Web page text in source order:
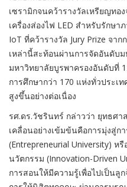
เซรามิกจนคว้ารางวัลเหรียญท
เครื่องส่องไฟ LED สำหรับรักษา
IoT ที่คว้ารางวัล Jury Prize จา
เหล่านี้สะท้อนผ่านการจัดอันดับ
มหาวิทยาลัยบูรพาครองอันดับที่
การศึกษากว่า 170 แห่งทั่วประ
สูงขึ้นอย่างต่อเนื่อง
รศ.ดร.วัชรินทร์ กล่าวว่า ยุทธศ
เคลื่อนอย่างเข้มข้นคือการมุ่งสู่ก
(Entrepreneurial University) ห
นวัตกรรม (Innovation-Driven
การสอนให้มีความรู้เพื่อไปเป็นลู